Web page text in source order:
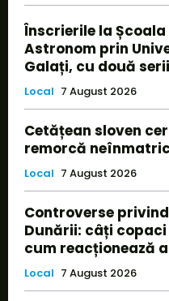
Înscrierile la
Astronom prin
Galați, cu două
Local 7 August 2026
Cetățean sloven
remorcă
Local 7 August 2026
Controverse
Dunării: câți
cum reacționează
Local 7 August 2026